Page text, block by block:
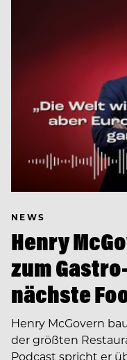
NEWS
Henry
zum
nächste
Henry McGovern
der größten
Podcast spricht er